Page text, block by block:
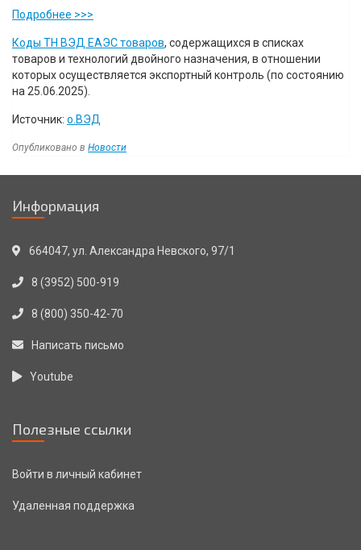
Подробнее >>>
Коды ТН ВЭД ЕАЭС товаров, содержащихся в списках
товаров и технологий двойного назначения, в отношении
которых осуществляется экспортный контроль (по состоянию
на 25.06.2025).
Источник: о.ВЭД
Опубликовано в Новости
по
Информация
664047, ул. Александра Невского, 97/1
8 (3952) 500-919
8 (800) 350-42-70
Написать письмо
Youtube
Полезные ссылки
Войти в личный кабинет
Удаленная поддержка